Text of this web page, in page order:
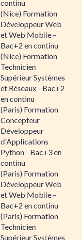
continu
(Nice) Formation
Développeur Web
et Web Mobile –
Bac+2 en continu
(Nice) Formation
Technicien
Supérieur Systèmes
et Réseaux - Bac+2
en continu
(Paris) Formation
Concepteur
Développeur
d'Applications
Python - Bac+3 en
continu
(Paris) Formation
Développeur Web
et Web Mobile –
Bac+2 en continu
(Paris) Formation
Technicien
Supérieur Systèmes